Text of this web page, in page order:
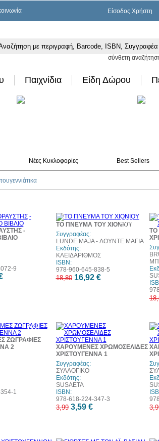
Είσοδος Χρήστη
σύνθετη
Παιχνίδια Είδη Δώρου
Νέες Κυκλοφορίες Best Sellers
10%
έκπτωση
-
9
10%
έκπτωση
ΤΟ ΠΝΕΥΜΑ ΤΟΥ ΧΙΟΝΙΟΥ
Συγγραφέας:
LUNDE MAJA - ΛΟΥΝΤΕ ΜΑΓΙΑ
Εκδότης:
ΚΛΕΙΔΑΡΙΘΜΟΣ
ISBN:
978-960-645-838-5
18,80 16,92 €
ΤΟ
10%
ΖΩΓΡΑΦΙΕΣ
2
1
ΧΑΡΟΥΜΕΝΕΣ ΧΡΩΜΟΣΕΛΙΔΕΣ
ΧΡΙΣΤΟΥΓΕΝΝΑ 1
Συγγραφέας:
ΣΥΛΛΟΓΙΚΟ
Εκδότης:
SUSAETA
ISBN:
978-618-224-347-3
3,99 3,59 €